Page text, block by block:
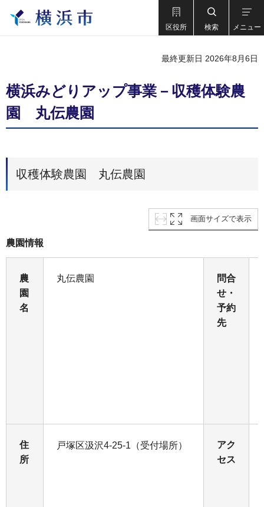
区役所 検索 メニュー
最終更新日 2026年8月6日
横浜みどりアップ事業－収穫体験農
園 丸伝農園
収穫体験農園 丸伝農園
画面サイズで表示
農園情報
農
園
名
丸伝農園
問合
せ・
予約
先
住
所
戸塚区汲沢4-25-1（受付場所）
アク
セス